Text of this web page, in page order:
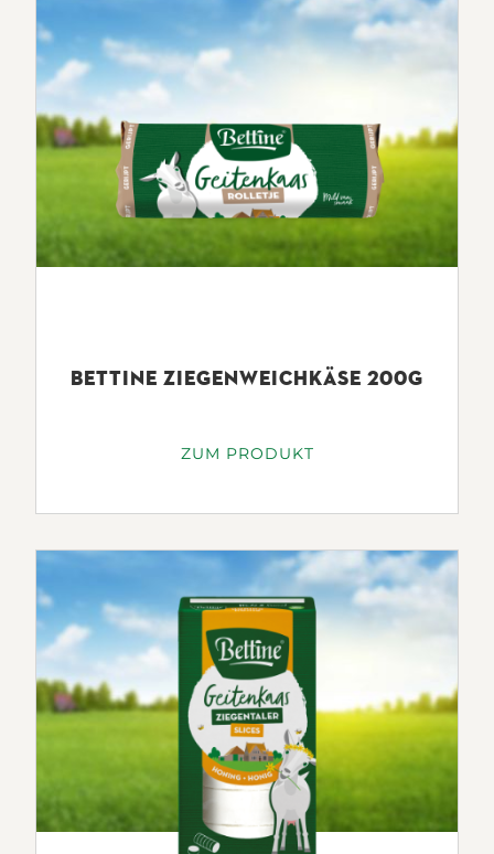
SALZ
NETTOFÜLLMENGE2x60g
PRODUKTEIGENSCHAFTEN
BETTINE ZIEGENWEICHKÄSE 200G
ZUM PRODUKT